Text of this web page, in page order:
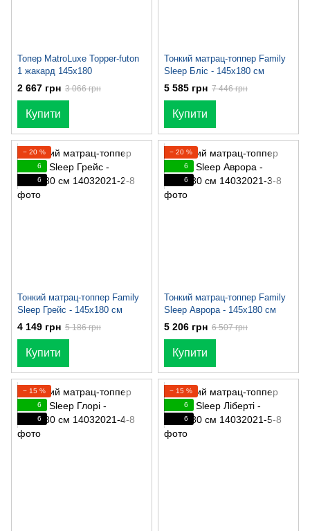
Топер MatroLuxe Topper-futon
1 жакард 145х180
2 667 грн 3 066 грн
Купити
Тонкий матрац-топпер Family
Sleep Бліс - 145х180 см
5 585 грн 7 446 грн
Купити
− 20 %
6
6
Тонкий матрац-топпер Family
Sleep Грейс - 145х180 см
4 149 грн 5 186 грн
Купити
− 20 %
6
6
Тонкий матрац-топпер Family
Sleep Аврора - 145х180 см
5 206 грн 6 507 грн
Купити
− 15 %
6
6
− 15 %
6
6